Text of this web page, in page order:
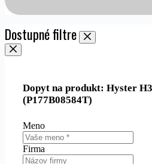
Dostupné filtre
Dopyt na produkt: Hyster
(P177B08584T)
Meno
Firma